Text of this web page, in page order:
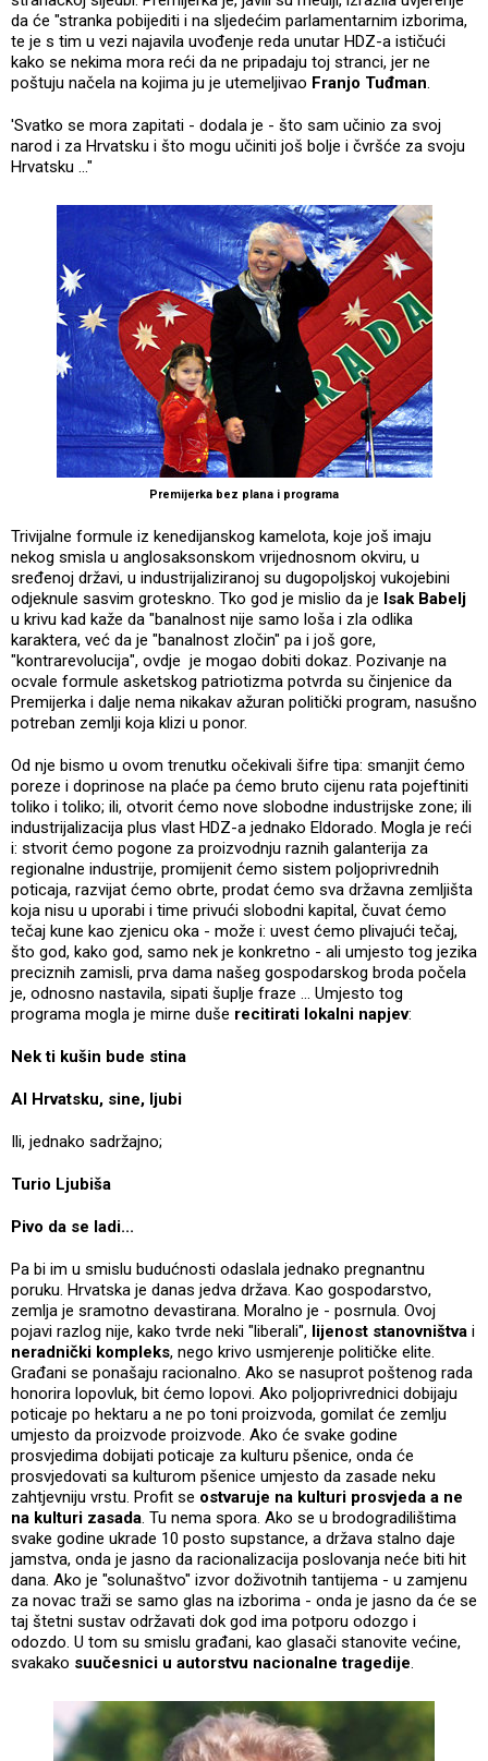
da će "stranka pobijediti i na sljedećim parlamentarnim izborima,
te je s tim u vezi najavila uvođenje reda unutar HDZ-a ističući
kako se nekima mora reći da ne pripadaju toj stranci, jer ne
poštuju načela na kojima ju je utemeljivao Franjo Tuđman.
'Svatko se mora zapitati - dodala je - što sam učinio za svoj
narod i za Hrvatsku i što mogu učiniti još bolje i čvršće za svoju
Hrvatsku ..."
Premijerka bez plana i programa
Trivijalne formule iz kenedijanskog kamelota, koje još imaju
nekog smisla u anglosaksonskom vrijednosnom okviru, u
sređenoj državi, u industrijaliziranoj su dugopoljskoj vukojebini
odjeknule sasvim groteskno. Tko god je mislio da je Isak Babelj
u krivu kad kaže da "banalnost nije samo loša i zla odlika
karaktera, već da je "banalnost zločin" pa i još gore,
"kontrarevolucija", ovdje je mogao dobiti dokaz. Pozivanje na
ocvale formule asketskog patriotizma potvrda su činjenice da
Premijerka i dalje nema nikakav ažuran politički program, nasušno
potreban zemlji koja klizi u ponor.
Od nje bismo u ovom trenutku očekivali šifre tipa: smanjit ćemo
poreze i doprinose na plaće pa ćemo bruto cijenu rata pojeftiniti
toliko i toliko; ili, otvorit ćemo nove slobodne industrijske zone; ili
industrijalizacija plus vlast HDZ-a jednako Eldorado. Mogla je reći
i: stvorit ćemo pogone za proizvodnju raznih galanterija za
regionalne industrije, promijenit ćemo sistem poljoprivrednih
poticaja, razvijat ćemo obrte, prodat ćemo sva državna zemljišta
koja nisu u uporabi i time privući slobodni kapital, čuvat ćemo
tečaj kune kao zjenicu oka - može i: uvest ćemo plivajući tečaj,
što god, kako god, samo nek je konkretno - ali umjesto tog jezika
preciznih zamisli, prva dama našeg gospodarskog broda počela
je, odnosno nastavila, sipati šuplje fraze ... Umjesto tog
programa mogla je mirne duše recitirati lokalni napjev:
Nek ti kušin bude stina
Al Hrvatsku, sine, ljubi
Ili, jednako sadržajno;
Turio Ljubiša
Pivo da se ladi...
Pa bi im u smislu budućnosti odaslala jednako pregnantnu
poruku. Hrvatska je danas jedva država. Kao gospodarstvo,
zemlja je sramotno devastirana. Moralno je - posrnula. Ovoj
pojavi razlog nije, kako tvrde neki "liberali", lijenost stanovništva i
neradnički kompleks, nego krivo usmjerenje političke elite.
Građani se ponašaju racionalno. Ako se nasuprot poštenog rada
honorira lopovluk, bit ćemo lopovi. Ako poljoprivrednici dobijaju
poticaje po hektaru a ne po toni proizvoda, gomilat će zemlju
umjesto da proizvode proizvode. Ako će svake godine
prosvjedima dobijati poticaje za kulturu pšenice, onda će
prosvjedovati sa kulturom pšenice umjesto da zasade neku
zahtjevniju vrstu. Profit se ostvaruje na kulturi prosvjeda a ne
na kulturi zasada. Tu nema spora. Ako se u brodogradilištima
svake godine ukrade 10 posto supstance, a država stalno daje
jamstva, onda je jasno da racionalizacija poslovanja neće biti hit
dana. Ako je "solunaštvo" izvor doživotnih tantijema - u zamjenu
za novac traži se samo glas na izborima - onda je jasno da će se
taj štetni sustav održavati dok god ima potporu odozgo i
odozdo. U tom su smislu građani, kao glasači stanovite većine,
svakako suučesnici u autorstvu nacionalne tragedije.